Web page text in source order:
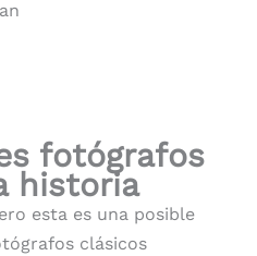
fotógrafos
historia
esta es una posible
clásicos